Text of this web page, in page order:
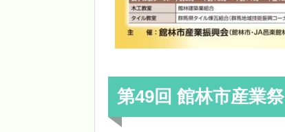
第49回 館林市産業祭